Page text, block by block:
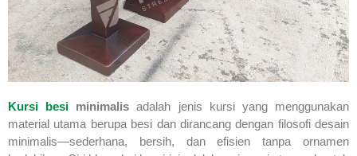
Kursi besi minimalis adalah jenis kursi yang menggunakan
material utama berupa besi dan dirancang dengan filosofi desain
minimalis—sederhana, bersih, dan efisien tanpa ornamen